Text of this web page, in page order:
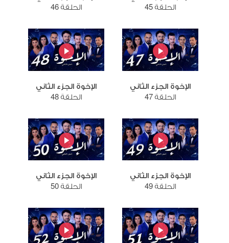
الحلقة 45
الحلقة 46
الإخوة الجزء الثاني
الحلقة 47
الإخوة الجزء الثاني
الحلقة 48
الإخوة الجزء الثاني
الحلقة 49
الإخوة الجزء الثاني
الحلقة 50